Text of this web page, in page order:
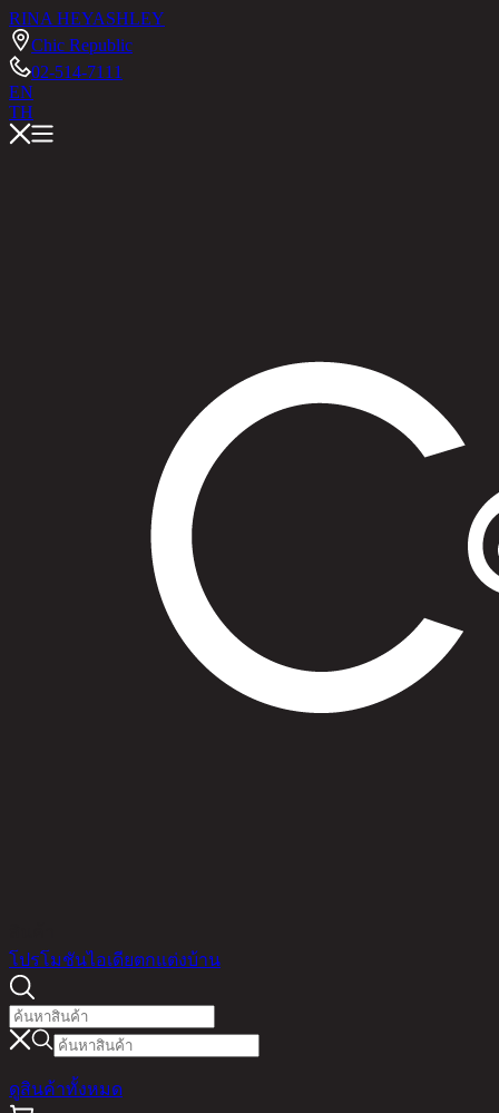
RINA HEYASHLEY
Chic Republic
02-514-7111
EN
TH
โปรโมชันไอเดียตกแต่งบ้าน
ดูสินค้าทั้งหมด